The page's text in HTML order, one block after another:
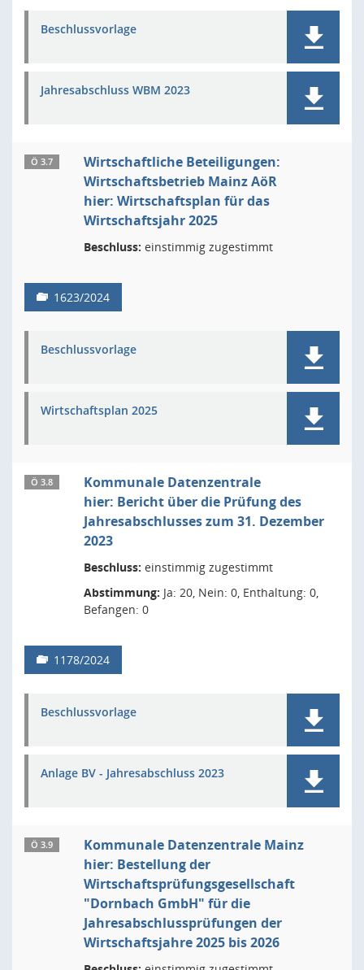
Beschlussvorlage
Jahresabschluss WBM 2023
Ö 3.7
Wirtschaftliche Beteiligungen:
Wirtschaftsbetrieb Mainz AöR
hier: Wirtschaftsplan für das
Wirtschaftsjahr 2025
Beschluss: einstimmig zugestimmt
1623/2024
Beschlussvorlage
Wirtschaftsplan 2025
Ö 3.8
Kommunale Datenzentrale
hier: Bericht über die Prüfung des
Jahresabschlusses zum 31. Dezember
2023
Beschluss: einstimmig zugestimmt
Abstimmung: Ja: 20, Nein: 0, Enthaltung: 0,
Befangen: 0
1178/2024
Beschlussvorlage
Anlage BV - Jahresabschluss 2023
Ö 3.9
Kommunale Datenzentrale Mainz
hier: Bestellung der
Wirtschaftsprüfungsgesellschaft
"Dornbach GmbH" für die
Jahresabschlussprüfungen der
Wirtschaftsjahre 2025 bis 2026